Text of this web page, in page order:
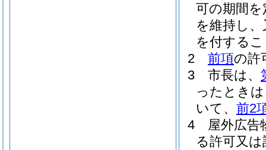
可の期間
を維持し
を付する
2
前項の許
3
市長は、
ったとき
いて、 前2
4
屋外広告
る許可又